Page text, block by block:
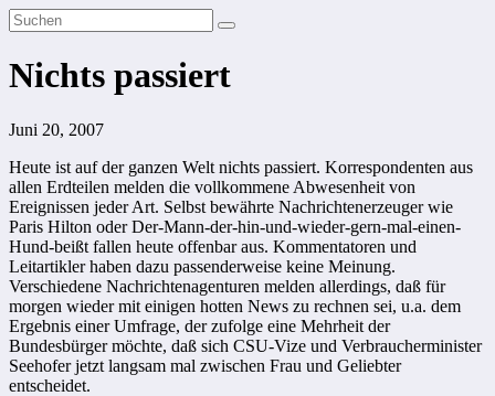
Nichts passiert
Juni 20, 2007
Heute ist auf der ganzen Welt nichts passiert. Korrespondenten aus
allen Erdteilen melden die vollkommene Abwesenheit von
Ereignissen jeder Art. Selbst bewährte Nachrichtenerzeuger wie
Paris Hilton oder Der-Mann-der-hin-und-wieder-gern-mal-einen-
Hund-beißt fallen heute offenbar aus. Kommentatoren und
Leitartikler haben dazu passenderweise keine Meinung.
Verschiedene Nachrichtenagenturen melden allerdings, daß für
morgen wieder mit einigen hotten News zu rechnen sei, u.a. dem
Ergebnis einer Umfrage, der zufolge eine Mehrheit der
Bundesbürger möchte, daß sich CSU-Vize und Verbraucherminister
Seehofer jetzt langsam mal zwischen Frau und Geliebter
entscheidet.